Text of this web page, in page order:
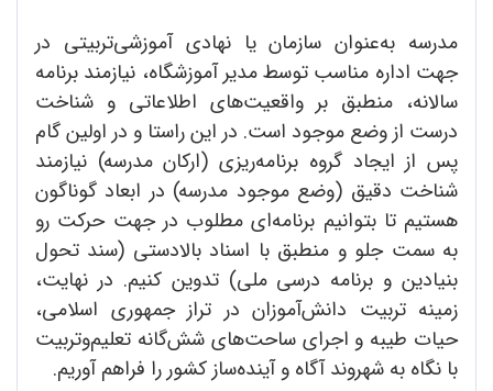
مدرسه به‌عنوان سازمان یا نهادی آموزشی‌تربیتی در
جهت اداره مناسب توسط مدیر آموزشگاه، نیازمند برنامه
سالانه، منطبق بر واقعیت‌های اطلاعاتی و شناخت
درست از وضع موجود است. در این راستا و در اولین گام
پس از ایجاد گروه برنامه‌ریزی (ارکان مدرسه) نیازمند
شناخت دقیق (وضع موجود مدرسه) در ابعاد گوناگون
هستیم تا بتوانیم برنامه‌ای مطلوب در جهت حرکت رو
به سمت جلو و منطبق با اسناد بالادستی (سند تحول
بنیادین و برنامه درسی ملی) تدوین کنیم. در نهایت،
زمینه تربیت دانش‌آموزان در تراز جمهوری اسلامی،
حیات طیبه و اجرای ساحت‌های شش‌گانه تعلیم‌وتربیت
با نگاه به شهروند آگاه و آینده‌ساز کشور را فراهم آوریم.